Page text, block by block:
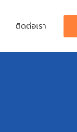
ติดต่อเรา